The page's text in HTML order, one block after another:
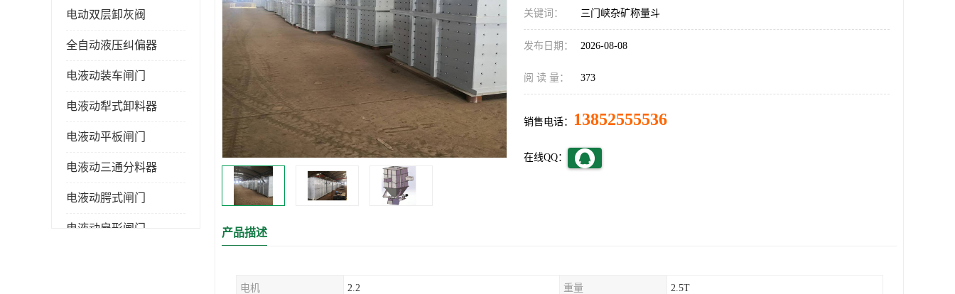
电动双层卸灰阀
全自动液压纠偏器
电液动装车闸门
电液动犁式卸料器
电液动平板闸门
电液动三通分料器
电液动腭式闸门
电液动扇形闸门
关键词： 三门峡杂矿称量斗
发布日期： 2026-08-08
阅 读 量： 373
销售电话： 13852555536
在线QQ：
产品描述
电机 2.2 重量 2.5T